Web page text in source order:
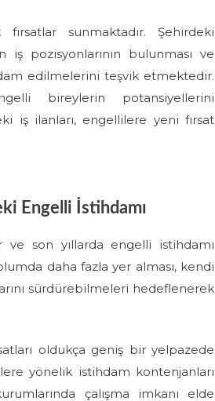
sunmaktadır. Şehirdeki
pozisyonlarının bulunması ve
edilmelerini teşvik etmektedir.
bireylerin potansiyellerini
iş ilanları, engellilere yeni fırsat
Engelli İstihdamı
son yıllarda engelli istihdamı
daha fazla yer alması, kendi
sürdürebilmeleri hedeflenerek
oldukça geniş bir yelpazede
yönelik istihdam kontenjanları
çalışma imkanı elde